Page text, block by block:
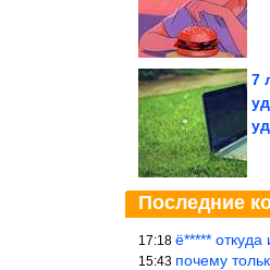
7
Последние
17:18 ё*****
15:43 почему только 20, мы с